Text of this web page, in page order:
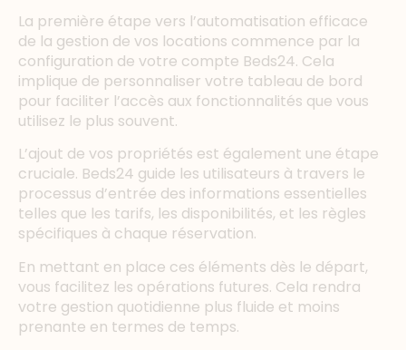
La première étape vers l’automatisation efficace
de la gestion de vos locations commence par la
configuration de votre compte Beds24. Cela
implique de personnaliser votre tableau de bord
pour faciliter l’accès aux fonctionnalités que vous
utilisez le plus souvent.
L’ajout de vos propriétés est également une étape
cruciale. Beds24 guide les utilisateurs à travers le
processus d’entrée des informations essentielles
telles que les tarifs, les disponibilités, et les règles
spécifiques à chaque réservation.
En mettant en place ces éléments dès le départ,
vous facilitez les opérations futures. Cela rendra
votre gestion quotidienne plus fluide et moins
prenante en termes de temps.